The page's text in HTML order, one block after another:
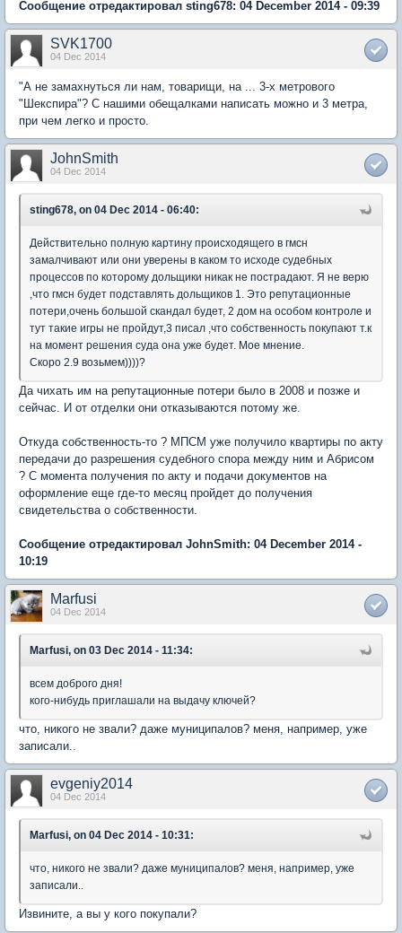
Сообщение отредактировал sting678: 04 December 2014 - 09:39
SVK1700
04 Dec 2014
"А не замахнуться ли нам, товарищи, на ... 3-х метрового
"Шекспира"? С нашими обещалками написать можно и 3 метра,
при чем легко и просто.
JohnSmith
04 Dec 2014
sting678, on 04 Dec 2014 - 06:40:
Действительно полную картину происходящего в гмсн
замалчивают или они уверены в каком то исходе судебных
процессов по которому дольщики никак не пострадают. Я не верю
,что гмсн будет подставлять дольщиков 1. Это репутационные
потери,очень большой скандал будет, 2 дом на особом контроле и
тут такие игры не пройдут,3 писал ,что собственность покупают т.к
на момент решения суда она уже будет. Мое мнение.
Скоро 2.9 возьмем))))?
Да чихать им на репутационные потери было в 2008 и позже и
сейчас. И от отделки они отказываются потому же.
Откуда собственность-то ? МПСМ уже получило квартиры по акту
передачи до разрешения судебного спора между ним и Абрисом
? С момента получения по акту и подачи документов на
оформление еще где-то месяц пройдет до получения
свидетельства о собственности.
Сообщение отредактировал JohnSmith: 04 December 2014 -
10:19
Marfusi
04 Dec 2014
Marfusi, on 03 Dec 2014 - 11:34:
всем доброго дня!
кого-нибудь приглашали на выдачу ключей?
что, никого не звали? даже муниципалов? меня, например, уже
записали..
evgeniy2014
04 Dec 2014
Marfusi, on 04 Dec 2014 - 10:31:
что, никого не звали? даже муниципалов? меня, например, уже
записали..
Извините, а вы у кого покупали?